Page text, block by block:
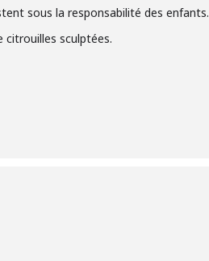
sous la responsabilité des enfants.
citrouilles sculptées.